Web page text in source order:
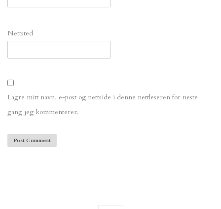
Nettsted
Lagre mitt navn, e-post og nettside i denne nettleseren for neste
gang jeg kommenterer.